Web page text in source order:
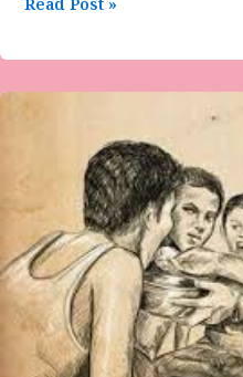
Read Post »
ರಾಹುಲ್
ಕವಿತೆ-“ಹ್ಯಾಂಗ
ಬಿಟ್ಟೊಗಲೆವ್ವ”